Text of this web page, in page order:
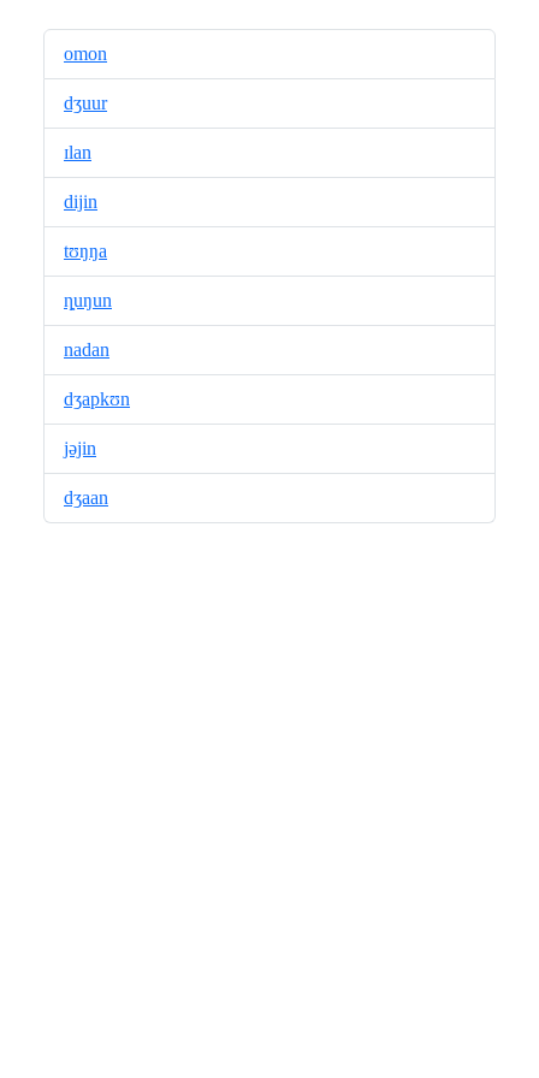
omon
dʒuur
ɪlan
dijin
tʊŋŋa
ȵuŋun
nadan
dʒapkʊn
jəjin
dʒaan